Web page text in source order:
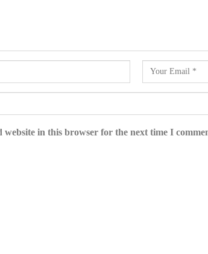
website in this browser for the next time I